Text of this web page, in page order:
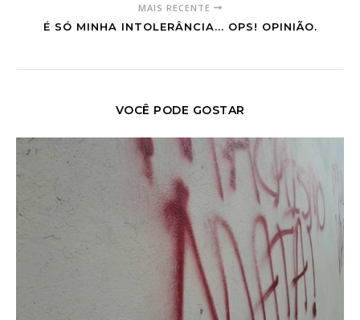
MAIS RECENTE
É SÓ MINHA INTOLERÂNCIA... OPS! OPINIÃO.
VOCÊ PODE GOSTAR